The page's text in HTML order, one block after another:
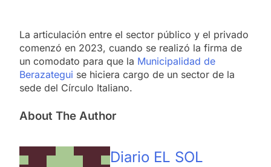
La articulación entre el sector público y el privado
comenzó en 2023, cuando se realizó la firma de
un comodato para que la Municipalidad de
Berazategui se hiciera cargo de un sector de la
sede del Círculo Italiano.
About The Author
Diario EL SOL